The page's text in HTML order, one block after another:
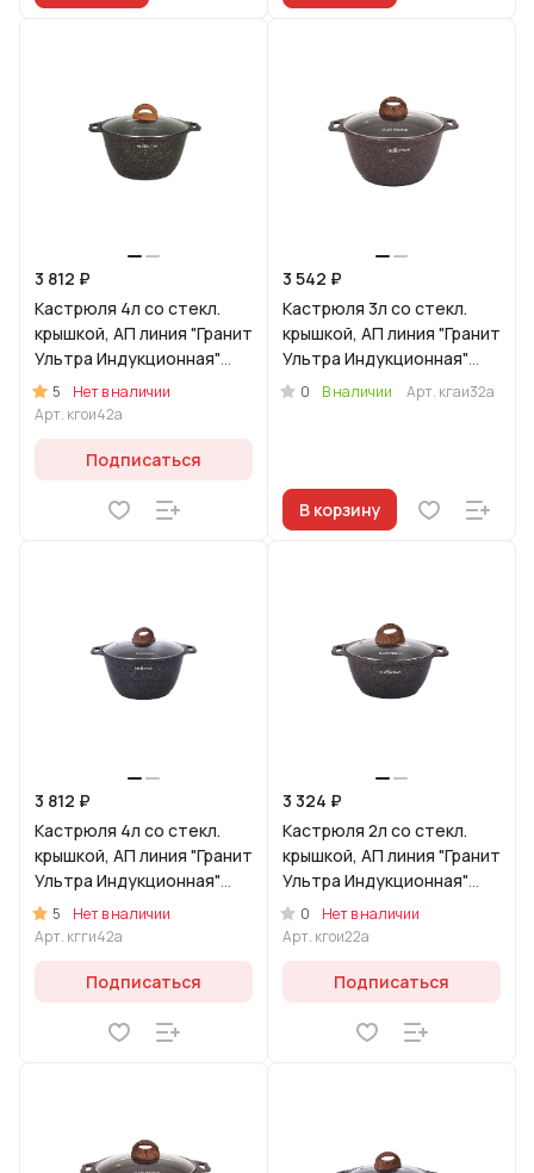
3 812 ₽
Кастрюля 4л со стекл.
крышкой, АП линия "Гранит
Ультра Индукционная"
(Оригинальный)
5
Нет в наличии
Арт. кгои42а
Подписаться
3 542 ₽
Кастрюля 3л со стекл.
крышкой, АП линия "Гранит
Ультра Индукционная"
(Красный)
0 В наличии Арт. кгаи32а
В корзину
3 812 ₽
Кастрюля 4л со стекл.
крышкой, АП линия "Гранит
Ультра Индукционная"
(Синий)
5
Нет в наличии
Арт. кгги42а
Подписаться
3 324 ₽
Кастрюля 2л со стекл.
крышкой, АП линия "Гранит
Ультра Индукционная"
(Оригинальный)
0
Нет в наличии
Арт. кгои22а
Подписаться